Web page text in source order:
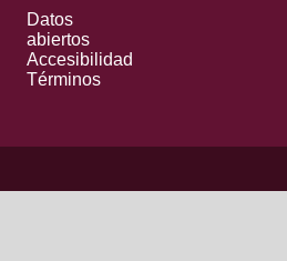
Datos
abiertos
Accesibilidad
Términos